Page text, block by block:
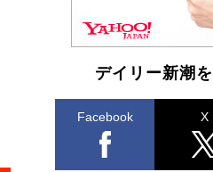
デイリー新潮
Facebook X